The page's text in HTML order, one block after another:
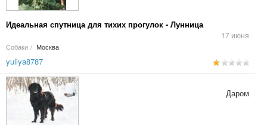
Идеальная спутница для тихих прогулок - Лунница
17 июня
Собаки / Москва
yuliya8787
Даром